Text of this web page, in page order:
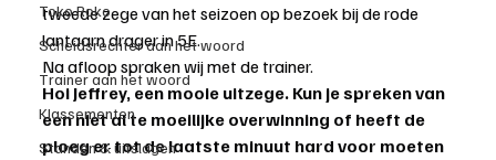
Toko Roko
Scheidsrechter aan het woord
Trainer aan het woord
Klassementen
Standen & uitslagen
tweede zege van het seizoen op bezoek bij de rode
lantaarn drager in 5E.
Na afloop spraken wij met de trainer.
Hoi Jeffrey, een mooie uitzege. Kun je spreken van
een niet al te moeilijke overwinning of heeft de
ploeg er tot de laatste minuut hard voor moeten